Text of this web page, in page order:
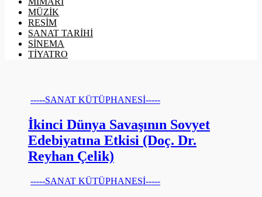
MÜZİK
RESİM
SANAT TARİHİ
SİNEMA
TİYATRO
-----SANAT KÜTÜPHANESİ-----
İkinci Dünya Savaşının Sovyet
Edebiyatına Etkisi (Doç. Dr.
Reyhan Çelik)
-----SANAT KÜTÜPHANESİ-----